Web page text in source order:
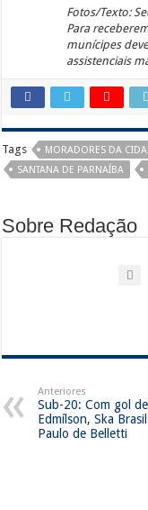
Fotos/Texto:
Para
munícipes
assistenciais
Tags MORADORES DA
SANTANA DE PARNAÍBA
Sobre Redação
Anteriores
Sub-20: Com gol
Edmílson, Ska
Paulo de Belletti